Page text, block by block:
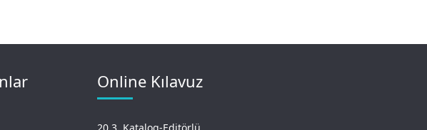
Online Kılavuz